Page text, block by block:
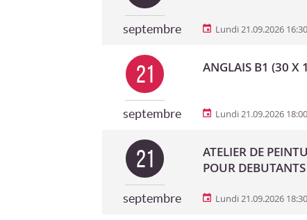
septembre Lundi 21.09.2026 16:30
21
septembre
ANGLAIS B1 (30 X
Lundi 21.09.2026 18:00
21
septembre
ATELIER DE
POUR DEBUTANTS
Lundi 21.09.2026 18:30